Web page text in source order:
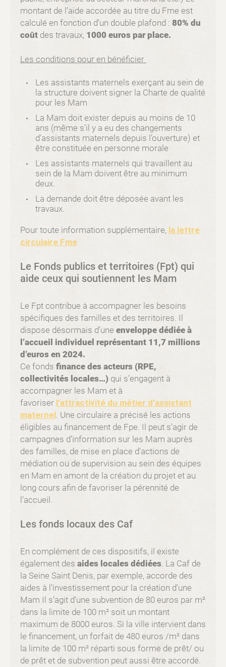
montant de l’aide accordée au titre du Fme est
calculé en fonction d’un double plafond : 80% du
coût des travaux, 1000 euros par place.
Les conditions pour en bénéficier
Les assistants maternels exerçant au sein de
la structure doivent signer la Charte de qualité
pour les Mam
La Mam doit exister depuis au moins de 10
ans (même s’il y a eu des changements
d’assistants maternels depuis l’ouverture) et
être constituée en personne morale
Les assistants maternels qui travaillent au
sein de la Mam doivent être au minimum
deux.
La demande doit être déposée avant les
travaux.
Pour toute information supplémentaire, la lettre
circulaire Fme
Le Fonds publics et territoires (Fpt) qui
aide ceux qui soutiennent les Mam
Le Fpt contribue à accompagner les besoins
spécifiques des familles et des territoires. Il
dispose désormais d’une enveloppe dédiée à
l’accueil individuel représentant 11,7 millions
d’euros en 2024.
Ce fonds finance des acteurs (RPE,
collectivités locales…) qui s’engagent à
accompagner les Mam et à
favoriser l’attractivité du métier d’assistant
maternel. Une circulaire a précisé les actions
éligibles au financement de Fpe. Il peut s’agir de
campagnes d’information sur les Mam auprès
des familles, de mise en place d’actions de
médiation ou de supervision au sein des équipes
en Mam en amont de la création du projet et au
long cours afin de favoriser la pérennité de
l’accueil.
Les fonds locaux des Caf
En complément de ces dispositifs, il existe
également des aides locales dédiées. La Caf de
la Seine Saint Denis, par exemple, accorde des
aides à l’investissement pour la création d’une
Mam Il s’agit d’une subvention de 80 euros par m²
dans la limite de 100 m² soit un montant
maximum de 8000 euros. Si la ville intervient dans
le financement, un forfait de 480 euros /m² dans
la limite de 100 m² réparti sous forme de prêt/ ou
de prêt et de subvention peut aussi être accordé.